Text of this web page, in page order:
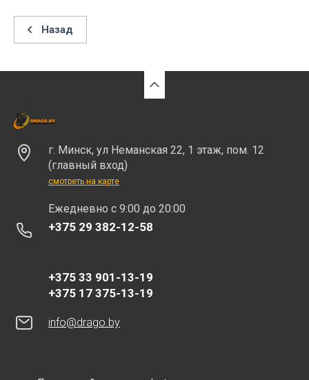
Назад
г. Минск, ул Неманская 22, 1 этаж, пом. 12
(главный вход)
смотреть на карте
Eжедневно с 9:00 до 20:00
+375 29 382-12-58
+375 33 901-13-19
+375 17 375-13-19
info@drago.by